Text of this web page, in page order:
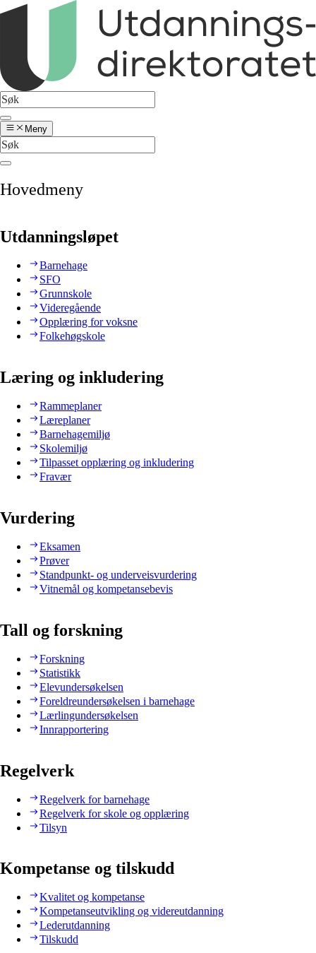
Meny
Hovedmeny
Utdanningsløpet
Barnehage
SFO
Grunnskole
Videregående
Opplæring for voksne
Folkehøgskole
Læring og inkludering
Rammeplaner
Læreplaner
Barnehagemiljø
Skolemiljø
Tilpasset opplæring og inkludering
Fravær
Vurdering
Eksamen
Prøver
Standpunkt- og underveisvurdering
Vitnemål og kompetansebevis
Tall og forskning
Forskning
Statistikk
Elevundersøkelsen
Foreldreundersøkelsen i barnehage
Lærlingundersøkelsen
Innrapportering
Regelverk
Regelverk for barnehage
Regelverk for skole og opplæring
Tilsyn
Kompetanse og tilskudd
Kvalitet og kompetanse
Kompetanseutvikling og videreutdanning
Lederutdanning
Tilskudd